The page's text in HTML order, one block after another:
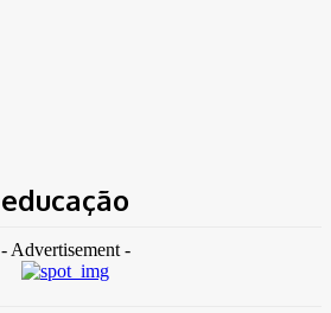
educação
- Advertisement -